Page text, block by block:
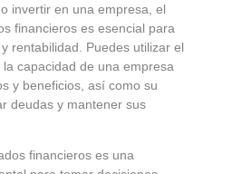
invertir en una empresa, el
financieros es esencial para
rentabilidad. Puedes utilizar el
capacidad de una empresa
y beneficios, así como su
deudas y mantener sus
financieros es una